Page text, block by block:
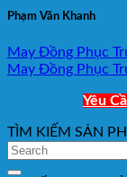
Phạm Văn Khanh
May Đồng Phục
May Đồng Phục
Yêu
TÌM KIẾM SẢN